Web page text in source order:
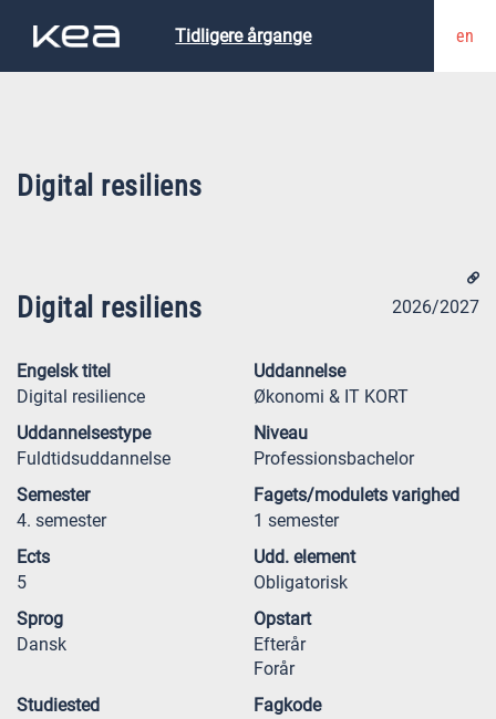
Tidligere årgange en
Digital resiliens
Digital resiliens 2026/2027
Engelsk titel
Digital resilience
Uddannelse
Økonomi & IT KORT
Uddannelsestype
Fuldtidsuddannelse
Niveau
Professionsbachelor
Semester
4. semester
Fagets/modulets varighed
1 semester
Ects
5
Udd. element
Obligatorisk
Sprog
Dansk
Opstart
Efterår
Forår
Studiested
Fagkode